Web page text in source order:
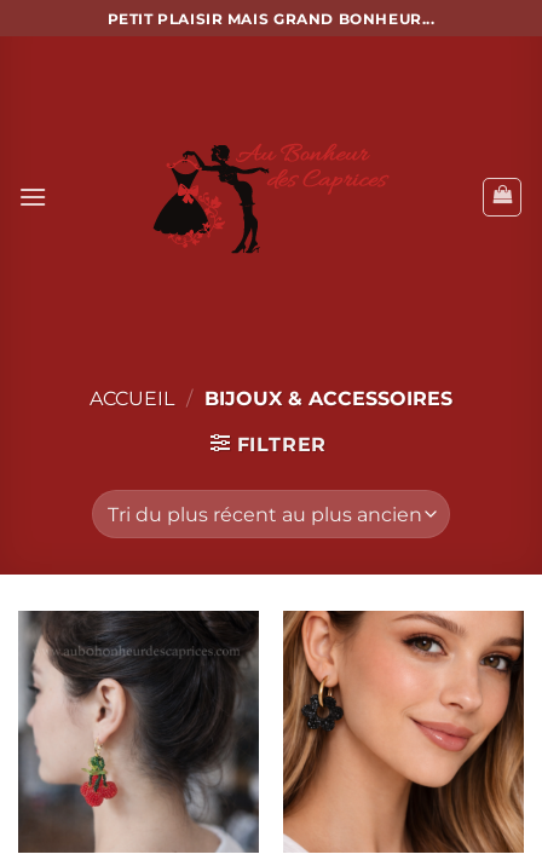
PETIT PLAISIR MAIS GRAND BONHEUR...
ACCUEIL / BIJOUX & ACCESSOIRES
FILTRER